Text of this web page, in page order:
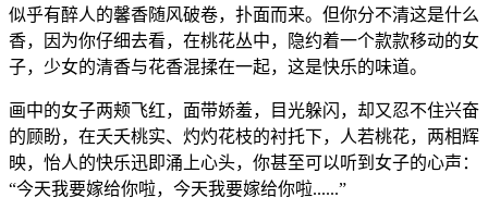
似乎有醉人的馨香随风破卷，扑面而来。但你分不清这是什么
香，因为你仔细去看，在桃花丛中，隐约着一个款款移动的女
子，少女的清香与花香混揉在一起，这是快乐的味道。
画中的女子两颊飞红，面带娇羞，目光躲闪，却又忍不住兴奋
的顾盼，在夭夭桃实、灼灼花枝的衬托下，人若桃花，两相辉
映，怡人的快乐迅即涌上心头，你甚至可以听到女子的心声：
“今天我要嫁给你啦，今天我要嫁给你啦......”